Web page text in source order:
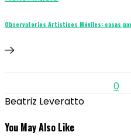
Observatorios Artísticos Móviles: casas
0
Beatriz Leveratto
You May Also Like